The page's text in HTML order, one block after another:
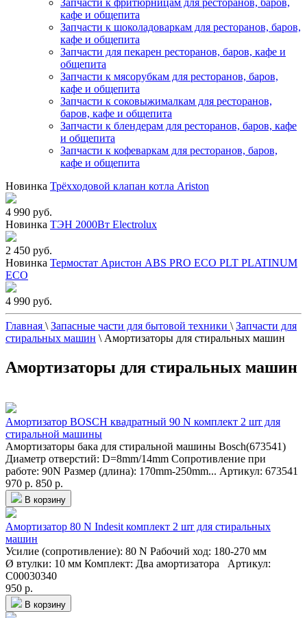
кафе и общепита
Запчасти к шоколадоваркам для ресторанов, баров,
кафе и общепита
Запчасти для пекарен ресторанов, баров, кафе и
общепита
Запчасти к мясорубкам для ресторанов, баров,
кафе и общепита
Запчасти к соковыжималкам для ресторанов,
баров, кафе и общепита
Запчасти к блендерам для ресторанов, баров, кафе
и общепита
Запчасти к кофеваркам для ресторанов, баров,
кафе и общепита
Новинка Трёхходовой клапан котла Ariston
4 990 руб.
Новинка ТЭН 2000Вт Electrolux
2 450 руб.
Новинка Термостат Аристон ABS PRO ECO PLT PLATINUM
ECO
4 990 руб.
Главная \ Запасные части для бытовой техники \ Запчасти для
стиральных машин \ Амортизаторы для стиральных машин
Амортизаторы для стиральных машин
Амортизатор BOSCH квадратный 90 N комплект 2 шт для
стиральной машины
Амортизаторы бака для стиральной машины Bosch(673541)
Диаметр отверстий: D=8mm/14mm Сопротивление при
работе: 90N Размер (длина): 170mm-250mm... Артикул: 673541
970 р. 850 р.
В корзину
Амортизатор 80 N Indesit комплект 2 шт для стиральных
машин
Усилие (сопротивление): 80 N Рабочий ход: 180-270 мм
Ø втулки: 10 мм Комплект: Два амортизатора
Артикул:
C00030340
950 р.
В корзину